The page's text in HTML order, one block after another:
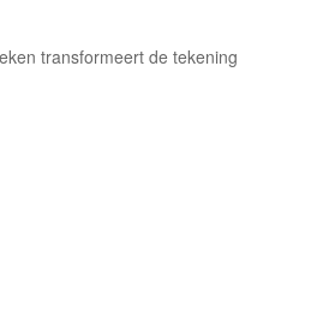
transformeert de tekening